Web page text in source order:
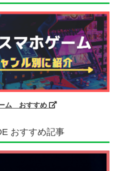
ム おすすめ
おすすめ記事